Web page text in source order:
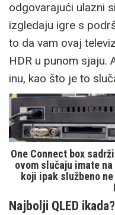
odgovarajući ulazni
izgledaju igre s
to da vam ovaj
HDR u punom sjaju.
inu, kao što je to
One Connect box
ovom slučaju imate
koji ipak službeno
Najbolji QLED ikada?